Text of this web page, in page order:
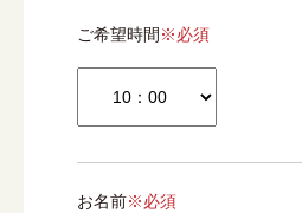
ご希望時間 ※必須
お名前※必須